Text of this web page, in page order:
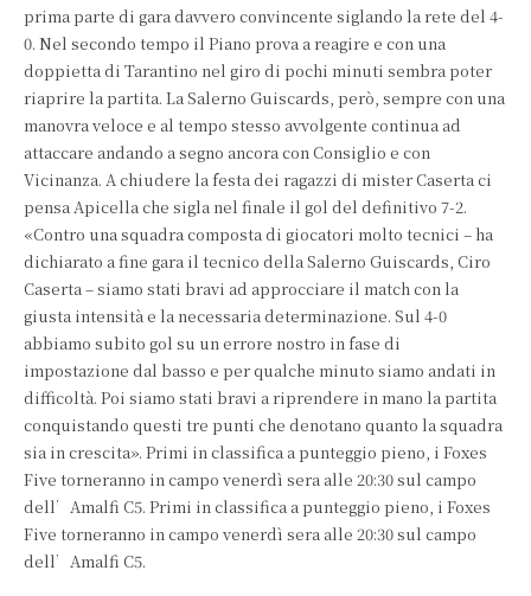
prima parte di gara davvero convincente siglando la rete del 4-
0. Nel secondo tempo il Piano prova a reagire e con una
doppietta di Tarantino nel giro di pochi minuti sembra poter
riaprire la partita. La Salerno Guiscards, però, sempre con una
manovra veloce e al tempo stesso avvolgente continua ad
attaccare andando a segno ancora con Consiglio e con
Vicinanza. A chiudere la festa dei ragazzi di mister Caserta ci
pensa Apicella che sigla nel finale il gol del definitivo 7-2.
«Contro una squadra composta di giocatori molto tecnici – ha
dichiarato a fine gara il tecnico della Salerno Guiscards, Ciro
Caserta – siamo stati bravi ad approcciare il match con la
giusta intensità e la necessaria determinazione. Sul 4-0
abbiamo subito gol su un errore nostro in fase di
impostazione dal basso e per qualche minuto siamo andati in
difficoltà. Poi siamo stati bravi a riprendere in mano la partita
conquistando questi tre punti che denotano quanto la squadra
sia in crescita». Primi in classifica a punteggio pieno, i Foxes
Five torneranno in campo venerdì sera alle 20:30 sul campo
dell’Amalfi C5. Primi in classifica a punteggio pieno, i Foxes
Five torneranno in campo venerdì sera alle 20:30 sul campo
dell’Amalfi C5.